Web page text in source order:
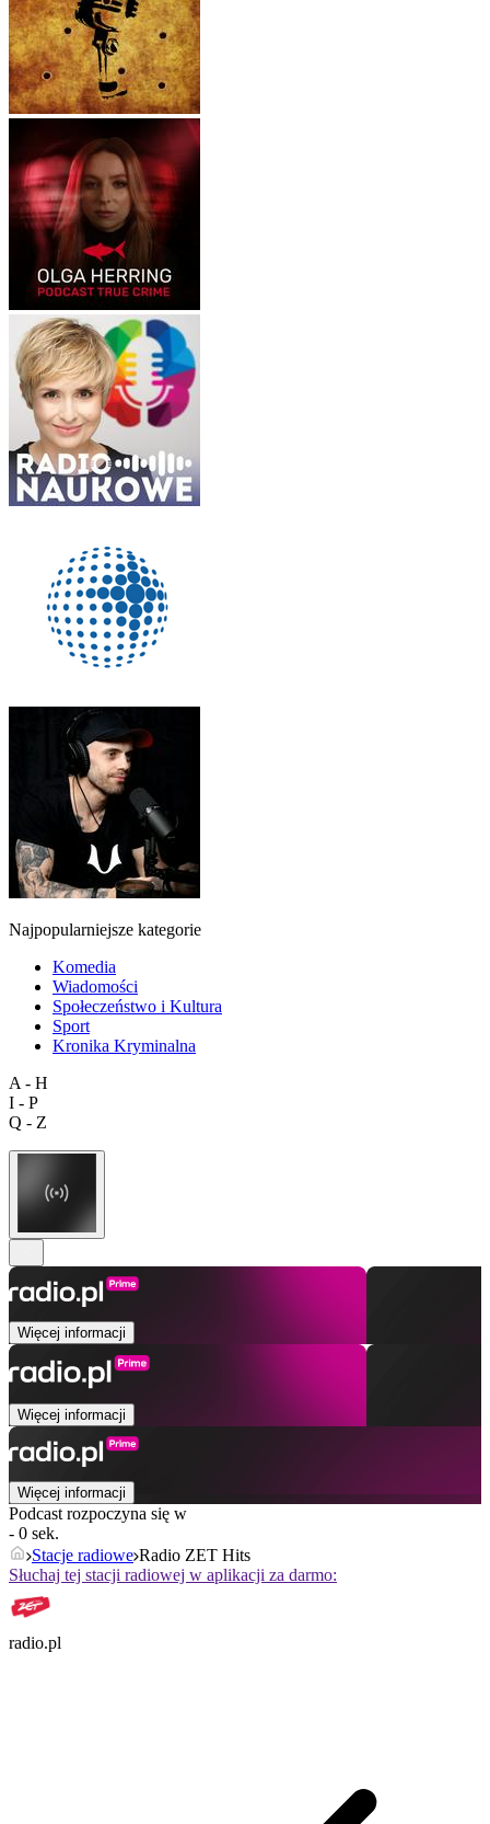
Najpopularniejsze kategorie
Komedia
Wiadomości
Społeczeństwo i Kultura
Sport
Kronika Kryminalna
A - H
I - P
Q - Z
Więcej informacji
Więcej informacji
Więcej informacji
Podcast rozpoczyna się w
- 0 sek.
Stacje radiowe Radio ZET Hits
Słuchaj tej stacji radiowej w aplikacji za darmo:
radio.pl